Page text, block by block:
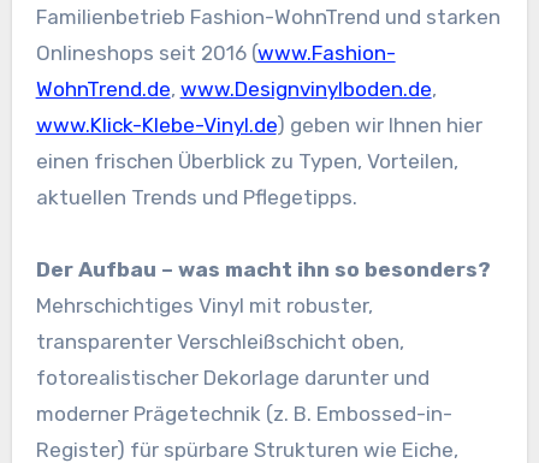
Familienbetrieb Fashion-WohnTrend und starken
Onlineshops seit 2016 (www.Fashion-
WohnTrend.de, www.Designvinylboden.de,
www.Klick-Klebe-Vinyl.de) geben wir Ihnen hier
einen frischen Überblick zu Typen, Vorteilen,
aktuellen Trends und Pflegetipps.
Der Aufbau – was macht ihn so besonders?
Mehrschichtiges Vinyl mit robuster,
transparenter Verschleißschicht oben,
fotorealistischer Dekorlage darunter und
moderner Prägetechnik (z. B. Embossed-in-
Register) für spürbare Strukturen wie Eiche,